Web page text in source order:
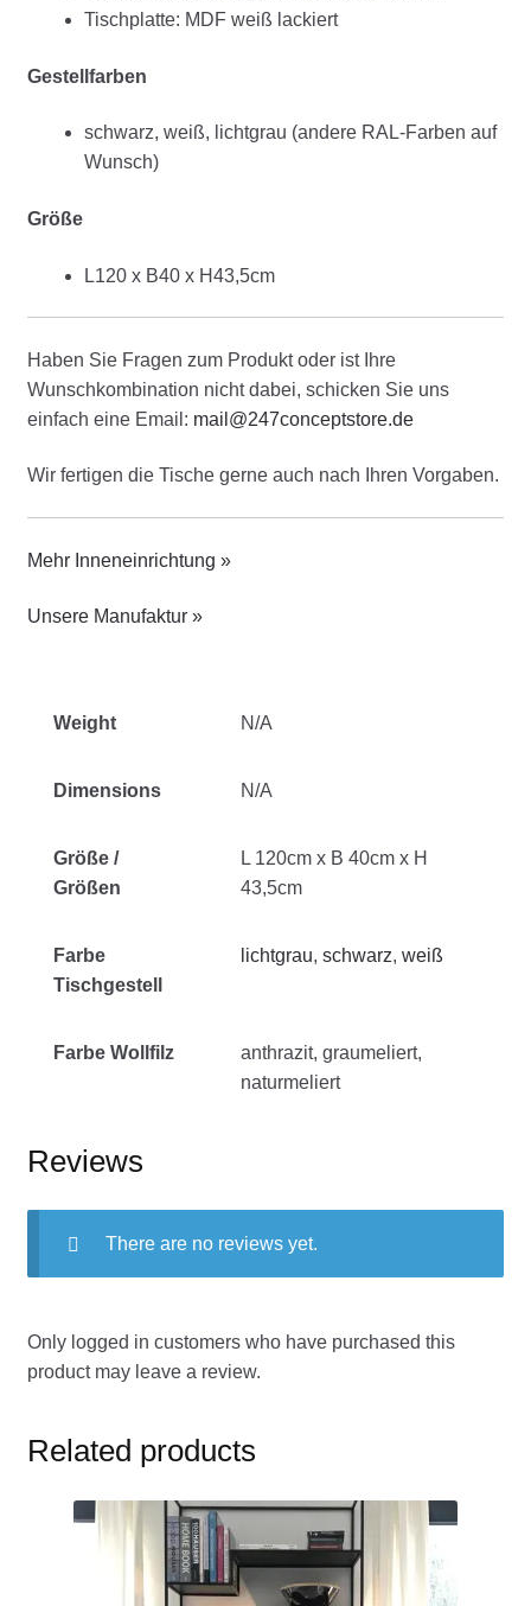
Tischplatte: MDF weiß lackiert
Gestellfarben
schwarz, weiß, lichtgrau (andere RAL-Farben auf
Wunsch)
Größe
L120 x B40 x H43,5cm
Haben Sie Fragen zum Produkt oder ist Ihre
Wunschkombination nicht dabei, schicken Sie uns
einfach eine Email: mail@247conceptstore.de
Wir fertigen die Tische gerne auch nach Ihren Vorgaben.
Mehr Inneneinrichtung »
Unsere Manufaktur »
Weight N/A
Dimensions N/A
Größe /
Größen
L 120cm x B 40cm x H
43,5cm
Farbe
Tischgestell
lichtgrau,schwarz,weiß
Farbe Wollfilz
anthrazit, graumeliert,
naturmeliert
Reviews
There are no reviews yet.
Only logged in customers who have purchased this
product may leave a review.
Related products